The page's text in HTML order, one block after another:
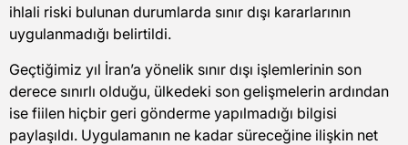
ihlali riski bulunan durumlarda sınır dışı kararlarının
uygulanmadığı belirtildi.
Geçtiğimiz yıl İran’a yönelik sınır dışı işlemlerinin son
derece sınırlı olduğu, ülkedeki son gelişmelerin ardından
ise fiilen hiçbir geri gönderme yapılmadığı bilgisi
paylaşıldı. Uygulamanın ne kadar süreceğine ilişkin net